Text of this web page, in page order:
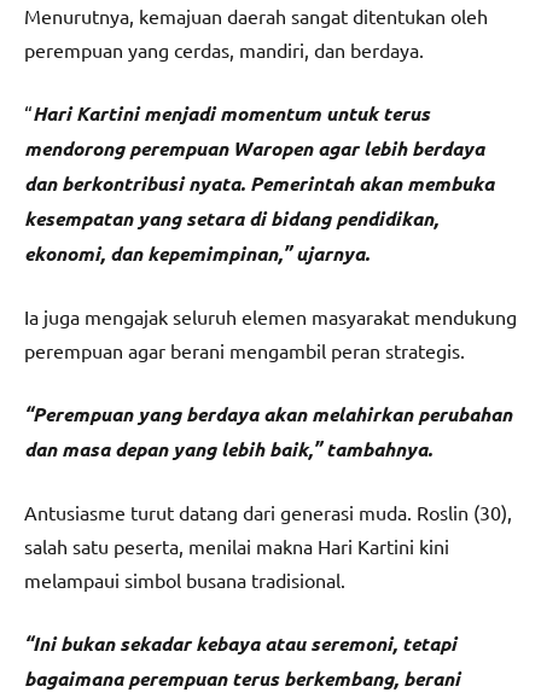
Menurutnya, kemajuan daerah sangat ditentukan oleh
perempuan yang cerdas, mandiri, dan berdaya.
“Hari Kartini menjadi momentum untuk terus
mendorong perempuan Waropen agar lebih berdaya
dan berkontribusi nyata. Pemerintah akan membuka
kesempatan yang setara di bidang pendidikan,
ekonomi, dan kepemimpinan,” ujarnya.
Ia juga mengajak seluruh elemen masyarakat mendukung
perempuan agar berani mengambil peran strategis.
“Perempuan yang berdaya akan melahirkan perubahan
dan masa depan yang lebih baik,” tambahnya.
Antusiasme turut datang dari generasi muda. Roslin (30),
salah satu peserta, menilai makna Hari Kartini kini
melampaui simbol busana tradisional.
“Ini bukan sekadar kebaya atau seremoni, tetapi
bagaimana perempuan terus berkembang, berani